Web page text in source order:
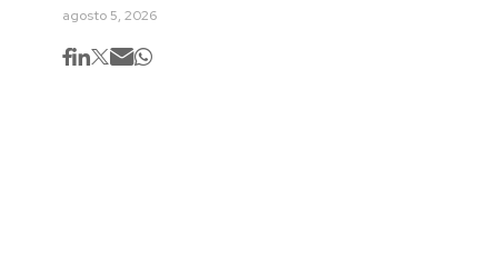
agosto 5, 2026